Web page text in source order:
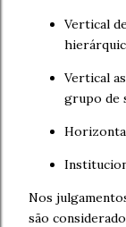
Vertical
Vertical
grupo de
Nos
são